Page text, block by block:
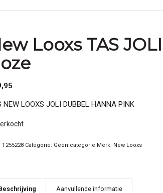
Looxs TAS
NEW LOOXS JOLI DUBBEL HANNA PINK
T255228 Categorie: Geen categorie Merk: New Looxs
Aanvullende informatie